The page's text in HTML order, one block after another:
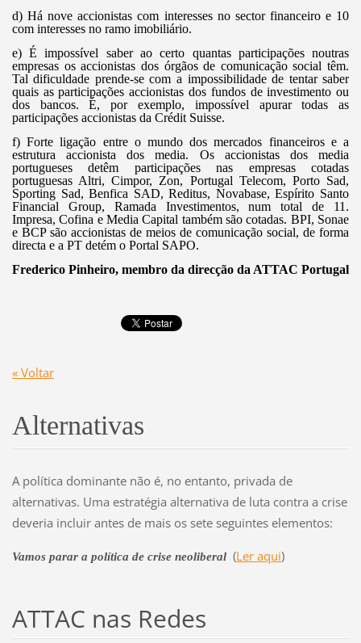
d) Há nove accionistas com interesses no sector financeiro e 10
com interesses no ramo imobiliário.
e) É impossível saber ao certo quantas participações noutras
empresas os accionistas dos órgãos de comunicação social têm.
Tal dificuldade prende-se com a impossibilidade de tentar saber
quais as participações accionistas dos fundos de investimento ou
dos bancos. É, por exemplo, impossível apurar todas as
participações accionistas da Crédit Suisse.
f) Forte ligação entre o mundo dos mercados financeiros e a
estrutura accionista dos media. Os accionistas dos media
portugueses detêm participações nas empresas cotadas
portuguesas Altri, Cimpor, Zon, Portugal Telecom, Porto Sad,
Sporting Sad, Benfica SAD, Reditus, Novabase, Espírito Santo
Financial Group, Ramada Investimentos, num total de 11.
Impresa, Cofina e Media Capital também são cotadas. BPI, Sonae
e BCP são accionistas de meios de comunicação social, de forma
directa e a PT detém o Portal SAPO.
Frederico Pinheiro, membro da direcção da ATTAC Portugal
« Voltar
Alternativas
A política dominante não é, no entanto, privada de
alternativas. Uma estratégia alternativa de luta contra a crise
deveria incluir antes de mais os sete seguintes elementos:
Vamos parar a política de crise neoliberal (Ler aqui)
ATTAC nas Redes